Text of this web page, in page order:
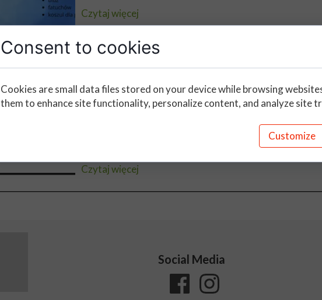
Czytaj więcej
Witamy Państwa!!! Na nowej odsłonie
internetowej
31 May 2022
Mam zaszczyt powitać na nowej odsłonie naszej
nadzieję że przypadnie ona Państwu do gustu. Jeżeli
sugestie co powinniśmy jeszcze dopracować, bardzo
Czytaj więcej
Social Media
Consent to cookies
Cookies are small data files stored on your device while browsing
them to enhance site functionality, personalize content, and analyze site
Customize